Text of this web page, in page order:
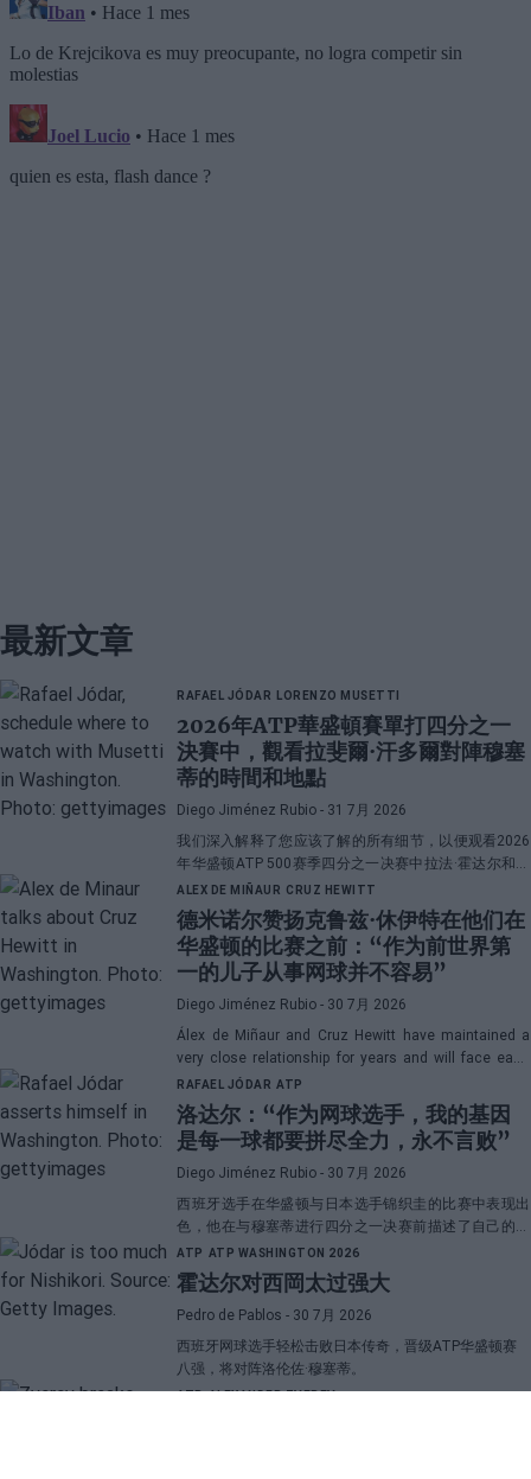
最新文章
RAFAEL JÓDAR LORENZO MUSETTI
2026年ATP華盛頓賽單打四分之一
決賽中，觀看拉斐爾·汗多爾對陣穆塞
蒂的時間和地點
Diego Jiménez Rubio - 31 7月 2026
我们深入解释了您应该了解的所有细节，以便观看2026
年华盛顿ATP 500赛季四分之一决赛中拉法·霍达尔和洛
伦佐·穆塞蒂之间的直播对决。
ALEX DE MIÑAUR CRUZ HEWITT
德米诺尔赞扬克鲁兹·休伊特在他们在
华盛顿的比赛之前：“作为前世界第
一的儿子从事网球并不容易”
Diego Jiménez Rubio - 30 7月 2026
Álex de Miñaur and Cruz Hewitt have maintained a
very close relationship for years and will face each
other in Washington in a duel that promises great
emotions.
RAFAEL JÓDAR ATP
洛达尔：“作为网球选手，我的基因
是每一球都要拼尽全力，永不言败”
Diego Jiménez Rubio - 30 7月 2026
西班牙选手在华盛顿与日本选手锦织圭的比赛中表现出
色，他在与穆塞蒂进行四分之一决赛前描述了自己的一
项伟大优势。
ATP ATP WASHINGTON 2026
霍达尔对西岡太过强大
Pedro de Pablos - 30 7月 2026
西班牙网球选手轻松击败日本传奇，晋级ATP华盛顿赛
八强，将对阵洛伦佐·穆塞蒂。
ATP ALEXANDER ZVEREV